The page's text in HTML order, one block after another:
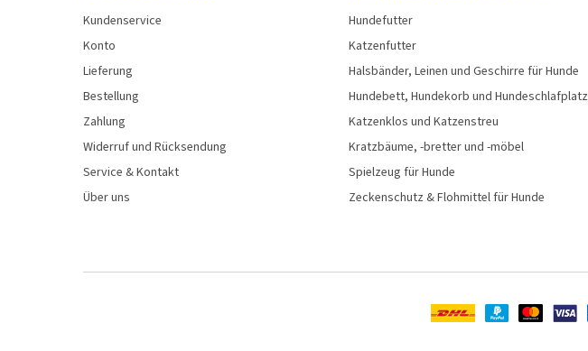
Kundenservice
Konto
Lieferung
Bestellung
Zahlung
Widerruf und Rücksendung
Service & Kontakt
Über uns
Hundefutter
Katzenfutter
Halsbänder, Leinen und Geschirre für Hunde
Hundebett, Hundekorb und Hundeschlafplatz
Katzenklos und Katzenstreu
Kratzbäume, -bretter und -möbel
Spielzeug für Hunde
Zeckenschutz & Flohmittel für Hunde